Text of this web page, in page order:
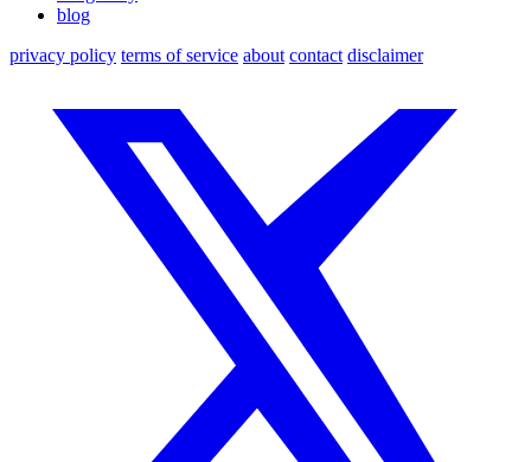
blog
privacy policy terms of service about contact disclaimer